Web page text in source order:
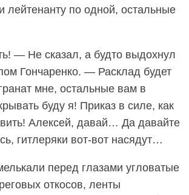
лейтенанту по одной, остальные
— Не сказал, а будто выдохнул
Гончаренко. — Расклад будет
мне, остальные вам в
буду я! Приказ в силе, как
Алексей, давай… Да давайте
гитлеряки вот-вот насядут…
перед глазами угловатые
откосов, ленты